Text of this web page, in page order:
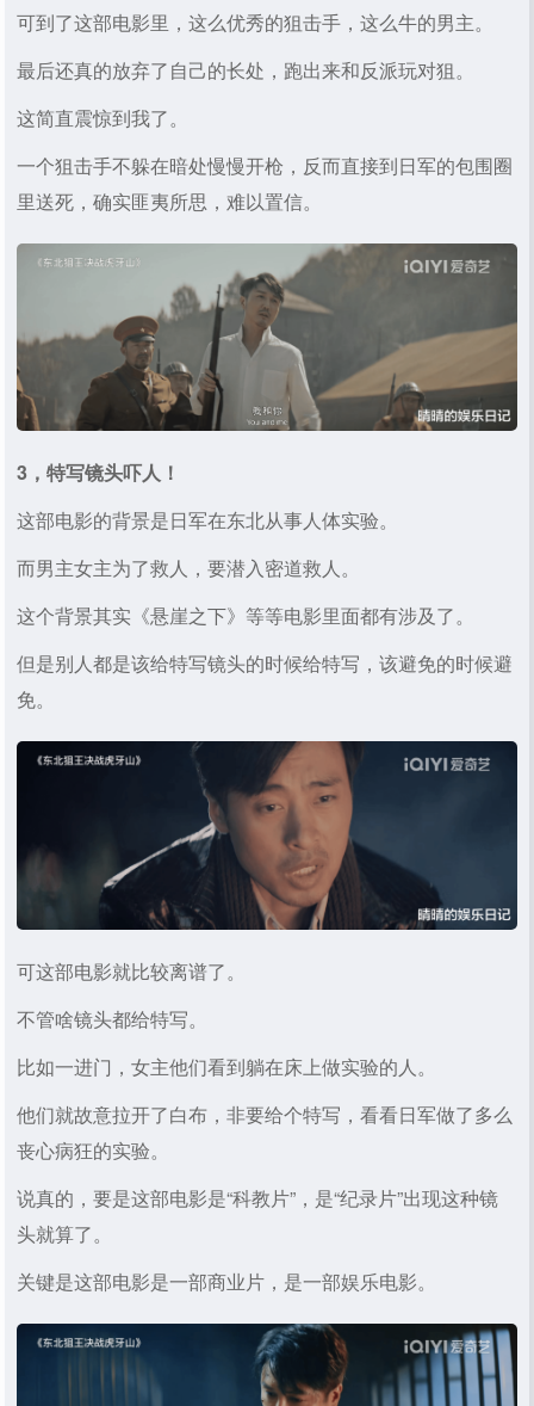
可到了这部电影里，这么优秀的狙击手，这么牛的男主。
最后还真的放弃了自己的长处，跑出来和反派玩对狙。
这简直震惊到我了。
一个狙击手不躲在暗处慢慢开枪，反而直接到日军的包围圈
里送死，确实匪夷所思，难以置信。
3，特写镜头吓人！
这部电影的背景是日军在东北从事人体实验。
而男主女主为了救人，要潜入密道救人。
这个背景其实《悬崖之下》等等电影里面都有涉及了。
但是别人都是该给特写镜头的时候给特写，该避免的时候避
免。
可这部电影就比较离谱了。
不管啥镜头都给特写。
比如一进门，女主他们看到躺在床上做实验的人。
他们就故意拉开了白布，非要给个特写，看看日军做了多么
丧心病狂的实验。
说真的，要是这部电影是“科教片”，是“纪录片”出现这种镜
头就算了。
关键是这部电影是一部商业片，是一部娱乐电影。